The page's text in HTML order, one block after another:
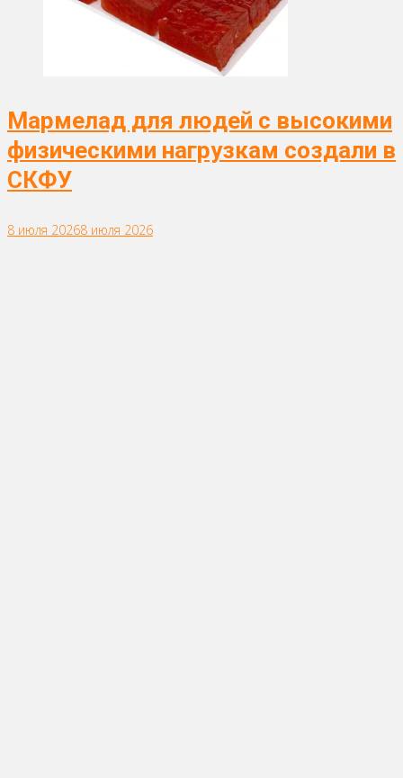
Мармелад для людей с высокими
физическими нагрузкам создали в
СКФУ
8 июля 20268 июля 2026